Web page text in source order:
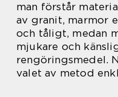
man förstår
av granit, marmor
och tåligt, medan
mjukare och
rengöringsmedel.
valet av metod